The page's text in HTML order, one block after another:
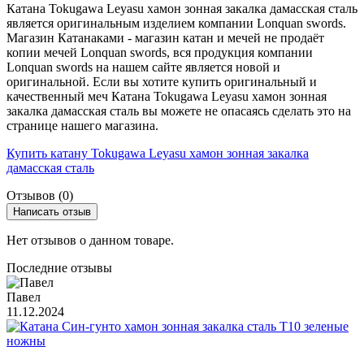
Катана Tokugawa Leyasu хамон зонная закалка дамасская сталь
является оригинальным изделием компании Lonquan swords.
Магазин Катанаками - магазин катан и мечей не продаёт
копии мечей Lonquan swords, вся продукция компании
Lonquan swords на нашем сайте является новой и
оригинальной. Если вы хотите купить оригинальный и
качественный меч Катана Tokugawa Leyasu хамон зонная
закалка дамасская сталь вы можете не опасаясь сделать это на
странице нашего магазина.
Купить катану Tokugawa Leyasu хамон зонная закалка
дамасская сталь
Отзывов (0)
Написать отзыв
Нет отзывов о данном товаре.
Последние отзывы
Павел
11.12.2024